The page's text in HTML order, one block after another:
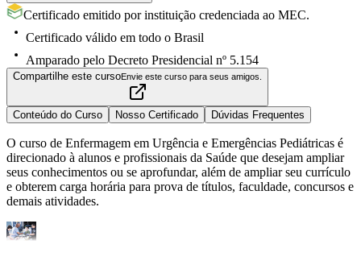
Certificado emitido por instituição credenciada ao MEC.
Certificado válido em todo o Brasil
Amparado pelo Decreto Presidencial nº 5.154
Compartilhe este cursoEnvie este curso para seus amigos.
Conteúdo do Curso Nosso Certificado Dúvidas Frequentes
O curso de Enfermagem em Urgência e Emergências Pediátricas é
direcionado à alunos e profissionais da Saúde que desejam ampliar
seus conhecimentos ou se aprofundar, além de ampliar seu currículo
e obterem carga horária para prova de títulos, faculdade, concursos e
demais atividades.